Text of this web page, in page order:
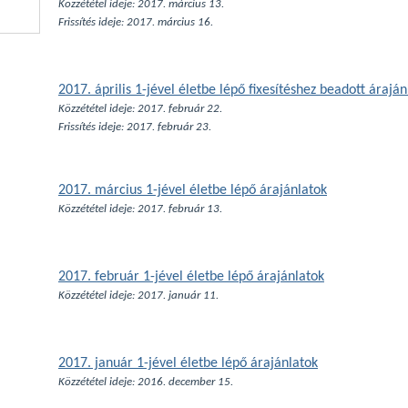
Közzététel ideje: 2017. március 13.
Frissítés ideje: 2017. március 16.
2017. április 1-jével életbe lépő fixesítéshez beadott
Közzététel ideje: 2017. február 22.
Frissítés ideje: 2017. február 23.
2017. március 1-jével életbe lépő árajánlatok
Közzététel ideje: 2017. február 13.
2017. február 1-jével életbe lépő árajánlatok
Közzététel ideje: 2017. január 11.
2017. január 1-jével életbe lépő árajánlatok
Közzététel ideje: 2016. december 15.